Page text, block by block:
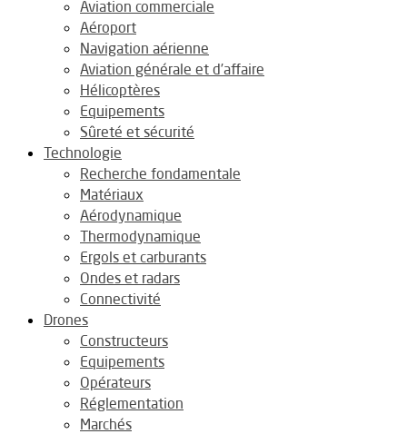
Aviation commerciale
Aéroport
Navigation aérienne
Aviation générale et d’affaire
Hélicoptères
Equipements
Sûreté et sécurité
Technologie
Recherche fondamentale
Matériaux
Aérodynamique
Thermodynamique
Ergols et carburants
Ondes et radars
Connectivité
Drones
Constructeurs
Equipements
Opérateurs
Réglementation
Marchés